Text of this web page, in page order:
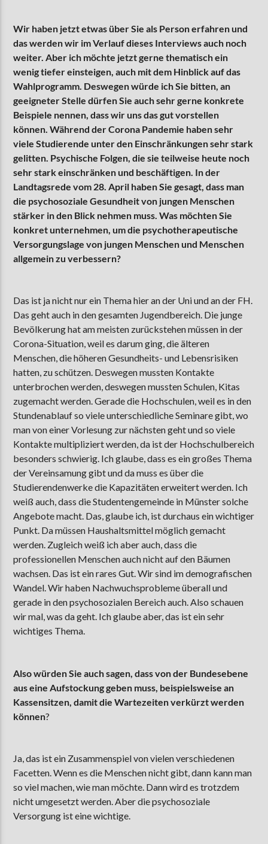
Wir haben jetzt etwas über Sie als Person erfahren und
das werden wir im Verlauf dieses Interviews auch noch
weiter. Aber ich möchte jetzt gerne thematisch ein
wenig tiefer einsteigen, auch mit dem Hinblick auf das
Wahlprogramm. Deswegen würde ich Sie bitten, an
geeigneter Stelle dürfen Sie auch sehr gerne konkrete
Beispiele nennen, dass wir uns das gut vorstellen
können. Während der Corona Pandemie haben sehr
viele Studierende unter den Einschränkungen sehr stark
gelitten. Psychische Folgen, die sie teilweise heute noch
sehr stark einschränken und beschäftigen. In der
Landtagsrede vom 28. April haben Sie gesagt, dass man
die psychosoziale Gesundheit von jungen Menschen
stärker in den Blick nehmen muss. Was möchten Sie
konkret unternehmen, um die psychotherapeutische
Versorgungslage von jungen Menschen und Menschen
allgemein zu verbessern?
Das ist ja nicht nur ein Thema hier an der Uni und an der FH.
Das geht auch in den gesamten Jugendbereich. Die junge
Bevölkerung hat am meisten zurückstehen müssen in der
Corona-Situation, weil es darum ging, die älteren
Menschen, die höheren Gesundheits- und Lebensrisiken
hatten, zu schützen. Deswegen mussten Kontakte
unterbrochen werden, deswegen mussten Schulen, Kitas
zugemacht werden. Gerade die Hochschulen, weil es in den
Stundenablauf so viele unterschiedliche Seminare gibt, wo
man von einer Vorlesung zur nächsten geht und so viele
Kontakte multipliziert werden, da ist der Hochschulbereich
besonders schwierig. Ich glaube, dass es ein großes Thema
der Vereinsamung gibt und da muss es über die
Studierendenwerke die Kapazitäten erweitert werden. Ich
weiß auch, dass die Studentengemeinde in Münster solche
Angebote macht. Das, glaube ich, ist durchaus ein wichtiger
Punkt. Da müssen Haushaltsmittel möglich gemacht
werden. Zugleich weiß ich aber auch, dass die
professionellen Menschen auch nicht auf den Bäumen
wachsen. Das ist ein rares Gut. Wir sind im demografischen
Wandel. Wir haben Nachwuchsprobleme überall und
gerade in den psychosozialen Bereich auch. Also schauen
wir mal, was da geht. Ich glaube aber, das ist ein sehr
wichtiges Thema.
Also würden Sie auch sagen, dass von der Bundesebene
aus eine Aufstockung geben muss, beispielsweise an
Kassensitzen, damit die Wartezeiten verkürzt werden
können?
Ja, das ist ein Zusammenspiel von vielen verschiedenen
Facetten. Wenn es die Menschen nicht gibt, dann kann man
so viel machen, wie man möchte. Dann wird es trotzdem
nicht umgesetzt werden. Aber die psychosoziale
Versorgung ist eine wichtige.